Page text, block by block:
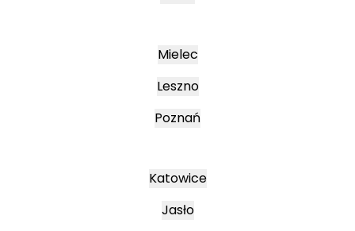
Mielec
Leszno
Poznań
Katowice
Jasło